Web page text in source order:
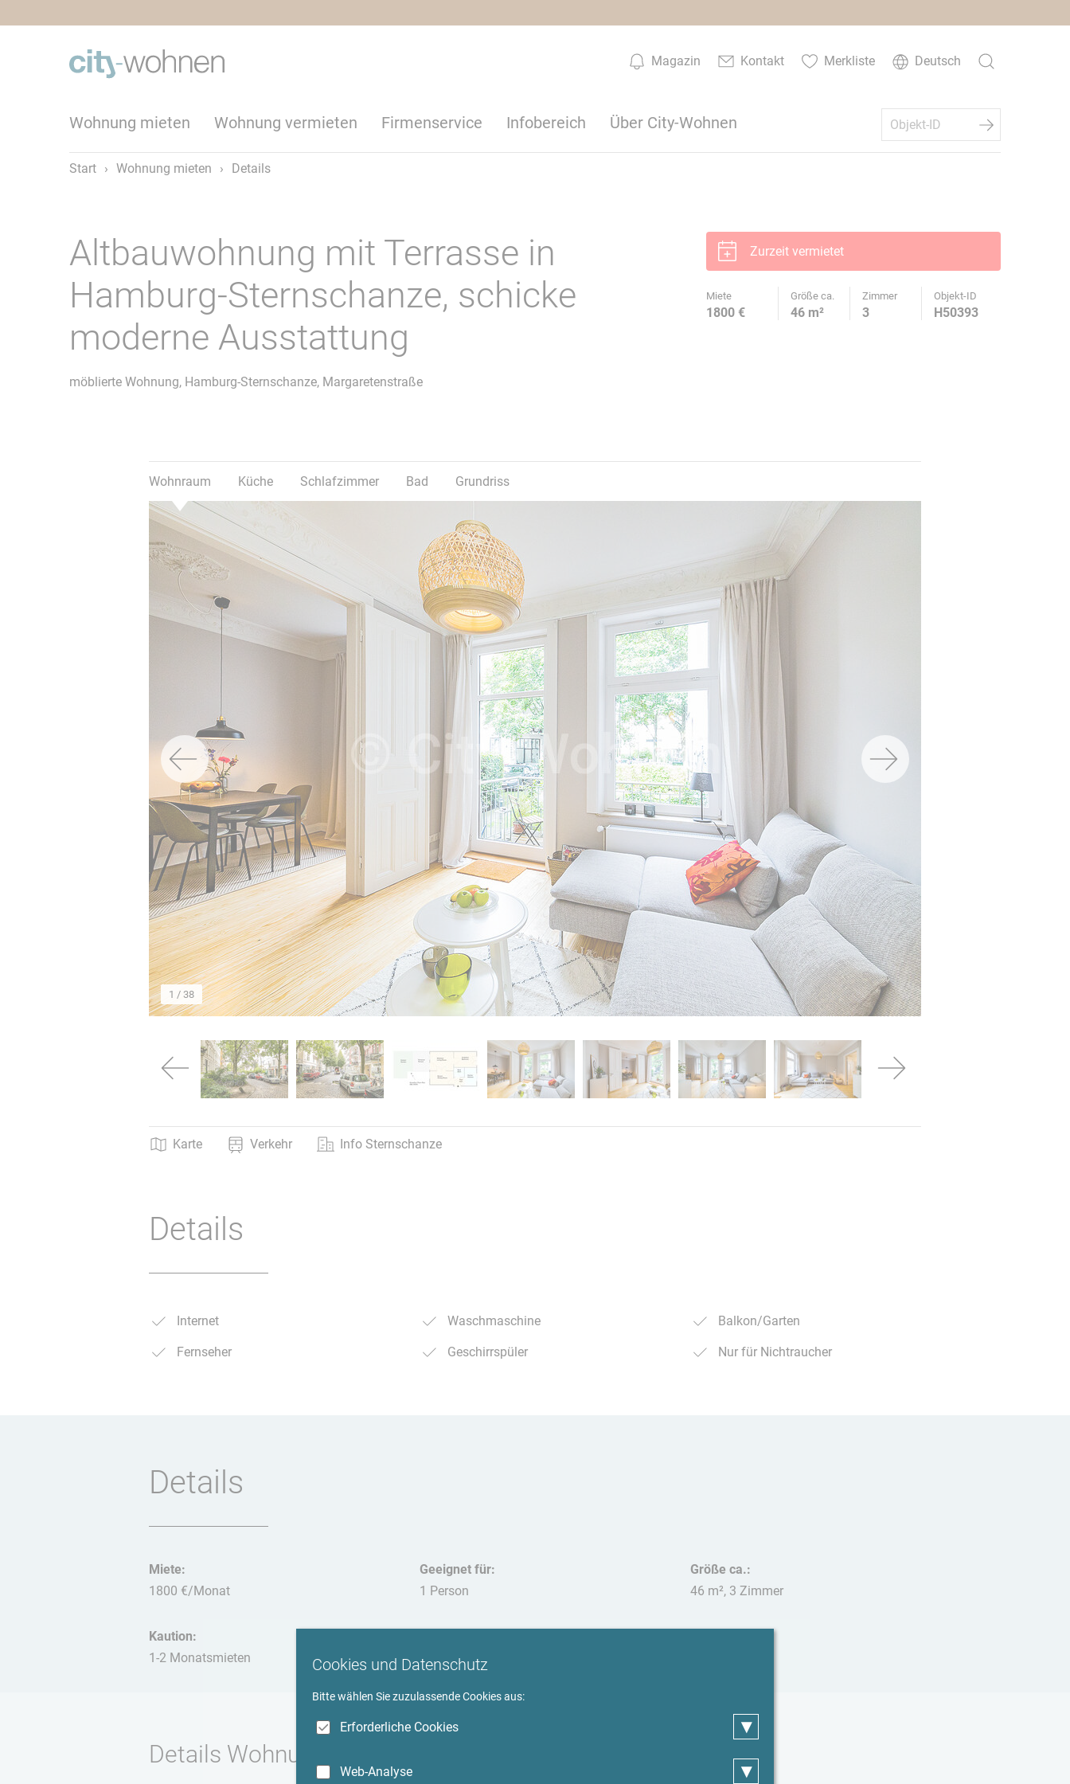
Magazin Kontakt Merkliste Deutsch
Wohnung mieten Wohnung vermieten Firmenservice Infobereich Über City-Wohnen
Start › Wohnung mieten › Details
Altbauwohnung mit Terrasse in
Hamburg-Sternschanze, schicke
moderne Ausstattung
möblierte Wohnung, Hamburg-Sternschanze, Margaretenstraße
Wohnraum Küche Schlafzimmer Bad Grundriss
1 / 38
→
Zurzeit vermietet
Miete Größe ca. Zimmer Objekt-ID
1800 € 46 m² 3 H50393
Karte Verkehr Info Sternschanze
Details
Internet
Fernseher
Waschmaschine
Geschirrspüler
Balkon/Garten
Nur für Nichtraucher
Details
Miete:
1800 €/Monat
Kaution:
1-2 Monatsmieten
Geeignet für:
1 Person
Größe ca.:
46 m², 3 Zimmer
Details Wohnung
Cookies und Datenschutz
Bitte wählen Sie zuzulassende Cookies aus:
Erforderliche Cookies ▾
Web-Analyse ▾